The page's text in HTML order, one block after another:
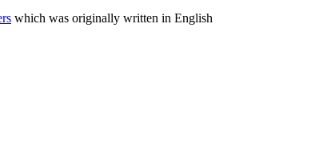
which was originally written in English